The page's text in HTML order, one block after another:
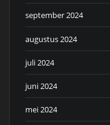
september 2024
augustus 2024
juli 2024
juni 2024
mei 2024